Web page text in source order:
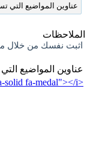
عناوين المواضيع التي
الملاحظات
اثبت نفسك من خلال
عناوين المواضيع
<i class="fa-duotone fa-solid fa-medal"></i>